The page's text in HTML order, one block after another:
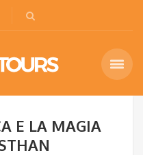
E LA MAGIA